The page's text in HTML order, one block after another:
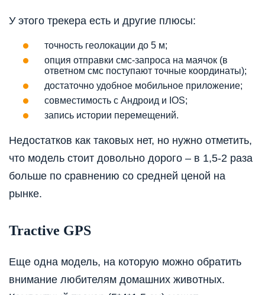
У этого трекера есть и другие плюсы:
точность геолокации до 5 м;
опция отправки смс-запроса на маячок (в
ответном смс поступают точные координаты);
достаточно удобное мобильное приложение;
совместимость с Андроид и IOS;
запись истории перемещений.
Недостатков как таковых нет, но нужно отметить,
что модель стоит довольно дорого – в 1,5-2 раза
больше по сравнению со средней ценой на
рынке.
Tractive GPS
Еще одна модель, на которую можно обратить
внимание любителям домашних животных.